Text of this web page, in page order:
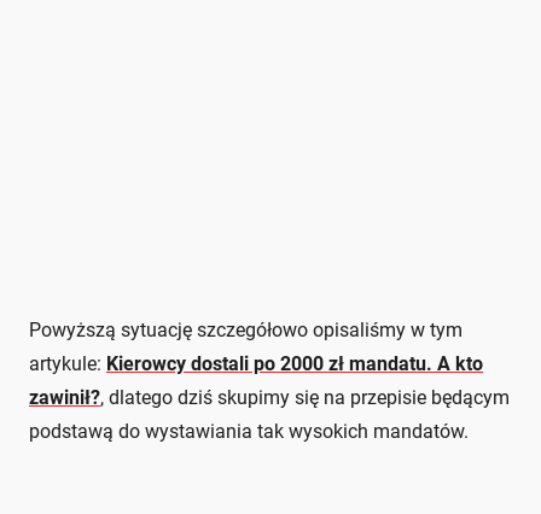
Powyższą sytuację szczegółowo opisaliśmy w tym
artykule: Kierowcy dostali po 2000 zł mandatu. A kto
zawinił?, dlatego dziś skupimy się na przepisie będącym
podstawą do wystawiania tak wysokich mandatów.